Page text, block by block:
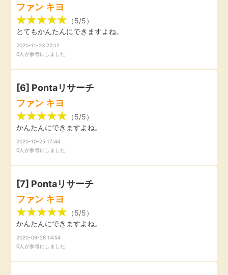
ヘルプセンター
ファン キヨ
（5/5）
とてもかんたんにできますよね。
2020-11-23 22:12
0人が参考にしました
[6] Pontaリサーチ
ファン キヨ
（5/5）
かんたんにできますよね。
2020-10-25 17:44
0人が参考にしました
[7] Pontaリサーチ
ファン キヨ
（5/5）
かんたんにできますよね。
2020-09-28 14:54
0人が参考にしました